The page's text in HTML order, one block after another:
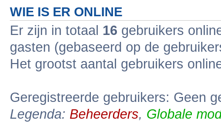
WIE IS ER ONLINE
Er zijn in totaal 16 gebruikers
gasten (gebaseerd op de
Het grootst aantal gebruikers
Geregistreerde gebruikers: Geen
Legenda: Beheerders, Globale